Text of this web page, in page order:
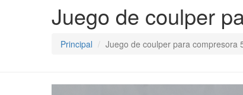
Juego de coulper
Principal Juego de coulper para compresora